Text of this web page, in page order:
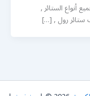
أنواع الستائر ,
ستائر رول , […]